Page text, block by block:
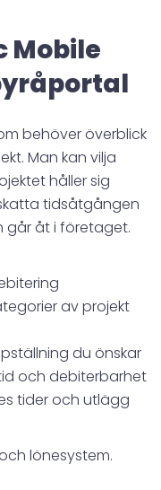
Mobile
behöver överblick
Man kan vilja
håller sig
tidsåtgången
går åt i företaget.
av projekt
du önskar
och debiterbarhet
tider och utlägg
lönesystem.